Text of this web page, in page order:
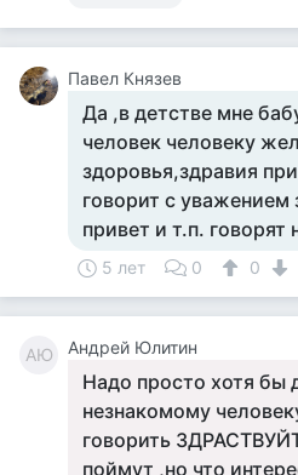
Павел Князев
Да ,в детстве мне
человек человеку
здоровья,здравия
говорит с уважением
привет и т.п. говорят
5 лет 0 0
АЮ Андрей Юлитин
Надо просто хотя бы
незнакомому
говорить
поймут ,но что